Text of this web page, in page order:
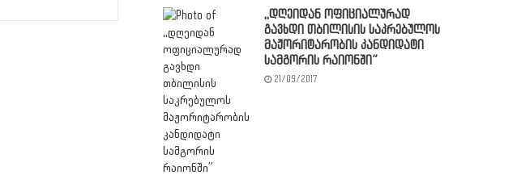
,,დღეიდან ოფიციალურად
გავხდი თბილისის საკრებულოს
მაჟორიტარობის კანდიდატი
სამგორის რაიონში”
21/09/2017